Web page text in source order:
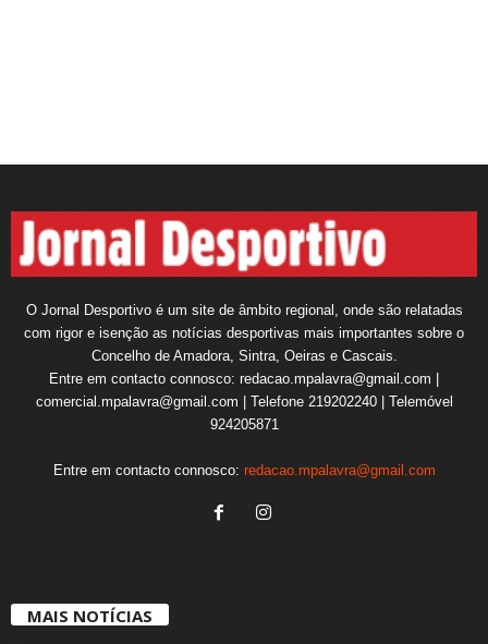
O Jornal Desportivo é um site de âmbito regional, onde são relatadas
com rigor e isenção as notícias desportivas mais importantes sobre o
Concelho de Amadora, Sintra, Oeiras e Cascais.
Entre em contacto connosco: redacao.mpalavra@gmail.com |
comercial.mpalavra@gmail.com | Telefone 219202240 | Telemóvel
924205871
Entre em contacto connosco: redacao.mpalavra@gmail.com
MAIS NOTÍCIAS